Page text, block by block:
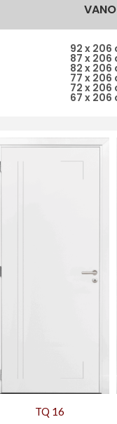
VANO
92 x 206
87 x 206
82 x 206
77 x 206
72 x 206
67 x 206
TQ 16